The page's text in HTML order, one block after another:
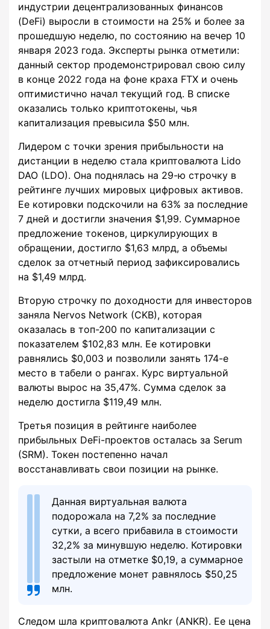
индустрии децентрализованных финансов
(DeFi) выросли в стоимости на 25% и более за
прошедшую неделю, по состоянию на вечер 10
января 2023 года. Эксперты рынка отметили:
данный сектор продемонстрировал свою силу
в конце 2022 года на фоне краха FTX и очень
оптимистично начал текущий год. В списке
оказались только криптотокены, чья
капитализация превысила $50 млн.
Лидером с точки зрения прибыльности на
дистанции в неделю стала криптовалюта Lido
DAO (LDO). Она поднялась на 29-ю строчку в
рейтинге лучших мировых цифровых активов.
Ее котировки подскочили на 63% за последние
7 дней и достигли значения $1,99. Суммарное
предложение токенов, циркулирующих в
обращении, достигло $1,63 млрд, а объемы
сделок за отчетный период зафиксировались
на $1,49 млрд.
Вторую строчку по доходности для инвесторов
заняла Nervos Network (CKB), которая
оказалась в топ-200 по капитализации с
показателем $102,83 млн. Ее котировки
равнялись $0,003 и позволили занять 174-е
место в табели о рангах. Курс виртуальной
валюты вырос на 35,47%. Сумма сделок за
неделю достигла $119,49 млн.
Третья позиция в рейтинге наиболее
прибыльных DeFi-проектов осталась за Serum
(SRM). Токен постепенно начал
восстанавливать свои позиции на рынке.
Данная виртуальная валюта
подорожала на 7,2% за последние
сутки, а всего прибавила в стоимости
32,2% за минувшую неделю. Котировки
застыли на отметке $0,19, а суммарное
предложение монет равнялось $50,25
млн.
Следом шла криптовалюта Ankr (ANKR). Ее цена